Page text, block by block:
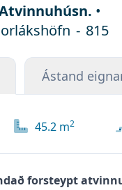
•
- 815
Ástand
45.2 m2
forsteypt